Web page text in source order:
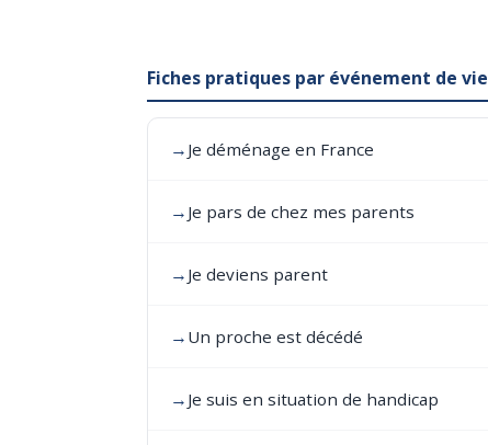
Fiches pratiques par événement de vie
→ Je déménage en France
→ Je pars de chez mes parents
→ Je deviens parent
→ Un proche est décédé
→ Je suis en situation de handicap